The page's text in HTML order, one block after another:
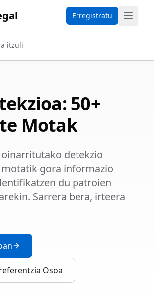
Erregistratu
itzuli
50+
Motak
detekzio
gora informazio
du patroien
Sarrera bera, irteera
Osoa